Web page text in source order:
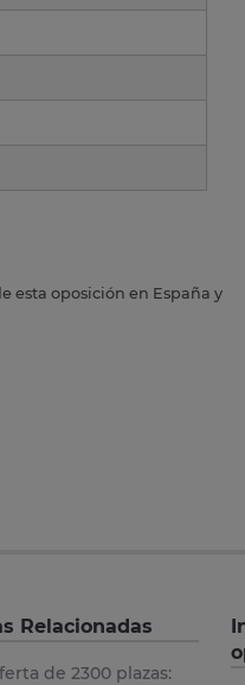
esta oposición en España y
Relacionadas
de 2300 plazas: